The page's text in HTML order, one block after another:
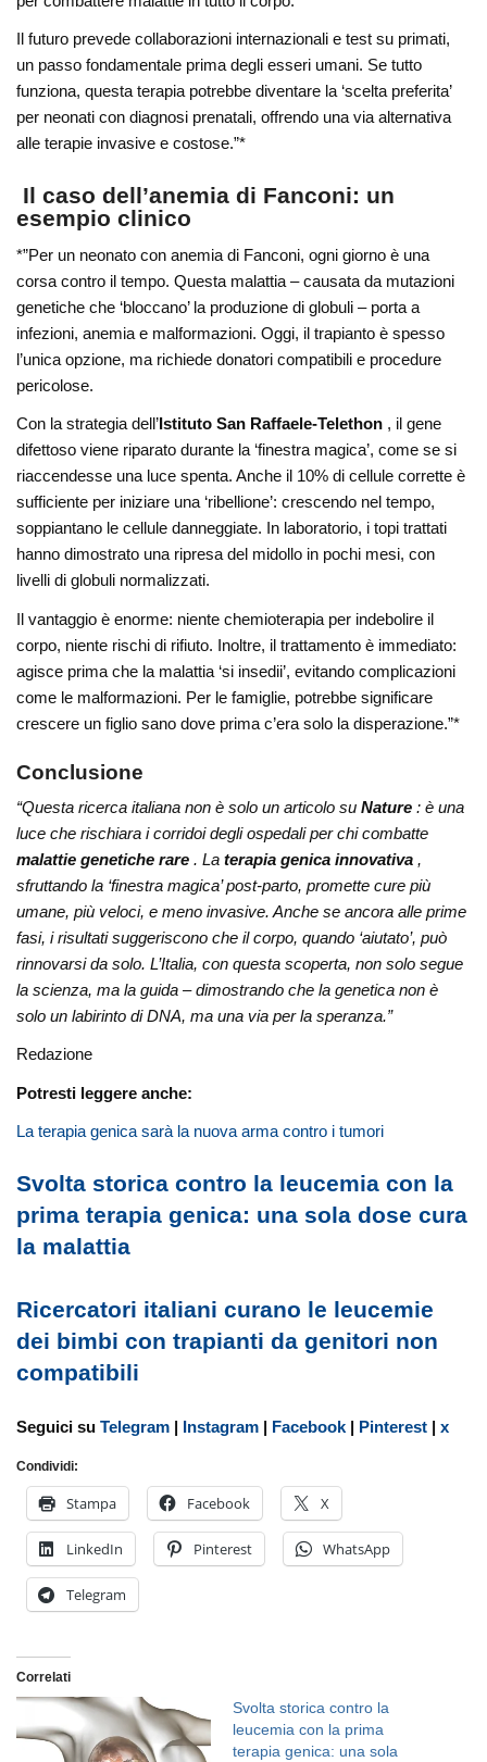
Il futuro prevede collaborazioni internazionali e test su primati,
un passo fondamentale prima degli esseri umani. Se tutto
funziona, questa terapia potrebbe diventare la ‘scelta preferita’
per neonati con diagnosi prenatali, offrendo una via alternativa
alle terapie invasive e costose.”*
Il caso dell’anemia di Fanconi: un
esempio clinico
*”Per un neonato con anemia di Fanconi, ogni giorno è una
corsa contro il tempo. Questa malattia – causata da mutazioni
genetiche che ‘bloccano’ la produzione di globuli – porta a
infezioni, anemia e malformazioni. Oggi, il trapianto è spesso
l’unica opzione, ma richiede donatori compatibili e procedure
pericolose.
Con la strategia dell’Istituto San Raffaele-Telethon , il gene
difettoso viene riparato durante la ‘finestra magica’, come se si
riaccendesse una luce spenta. Anche il 10% di cellule corrette è
sufficiente per iniziare una ‘ribellione’: crescendo nel tempo,
soppiantano le cellule danneggiate. In laboratorio, i topi trattati
hanno dimostrato una ripresa del midollo in pochi mesi, con
livelli di globuli normalizzati.
Il vantaggio è enorme: niente chemioterapia per indebolire il
corpo, niente rischi di rifiuto. Inoltre, il trattamento è immediato:
agisce prima che la malattia ‘si insedii’, evitando complicazioni
come le malformazioni. Per le famiglie, potrebbe significare
crescere un figlio sano dove prima c’era solo la disperazione.”*
Conclusione
“Questa ricerca italiana non è solo un articolo suNature: è una
luce che rischiara i corridoi degli ospedali per chi combatte
malattie genetiche rare. Laterapia genica innovativa ,
sfruttando la ‘finestra magica’ post-parto, promette cure più
umane, più veloci, e meno invasive. Anche se ancora alle prime
fasi, i risultati suggeriscono che il corpo, quando ‘aiutato’, può
rinnovarsi da solo. L’Italia, con questa scoperta, non solo segue
la scienza, ma la guida – dimostrando che la genetica non è
solo un labirinto di DNA, ma una via per la speranza.”
Redazione
Potresti leggere anche:
La terapia genica sarà la nuova arma contro i tumori
Svolta storica contro la leucemia con la
prima terapia genica: una sola dose cura
la malattia
Ricercatori italiani curano le leucemie
dei bimbi con trapianti da genitori non
compatibili
Seguici suTelegram | Instagram | Facebook | Pinterest |x
Condividi:
Stampa Facebook X
LinkedIn Pinterest WhatsApp
Telegram
Correlati
Svolta storica contro la
leucemia con la prima
terapia genica: una sola